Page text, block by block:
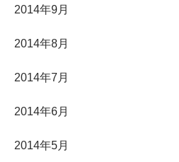
2014年9月
2014年8月
2014年7月
2014年6月
2014年5月